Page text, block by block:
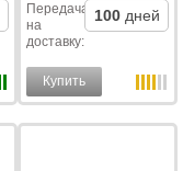
Передача
на
доставку:
100 дней
Купить